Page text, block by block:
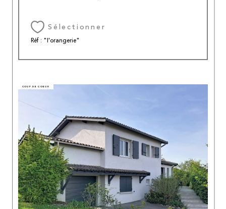
Sélectionner
Réf : "l'orangerie"
COUP DE COEUR